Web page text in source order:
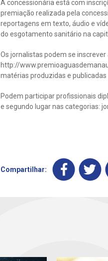
A concessionária está com
premiação realizada pela
reportagens em texto, áudio e
do esgotamento sanitário na
Os jornalistas podem se
http://
matérias produzidas e
Podem participar profissionais
e segundo lugar nas categorias:
Compartilhar: